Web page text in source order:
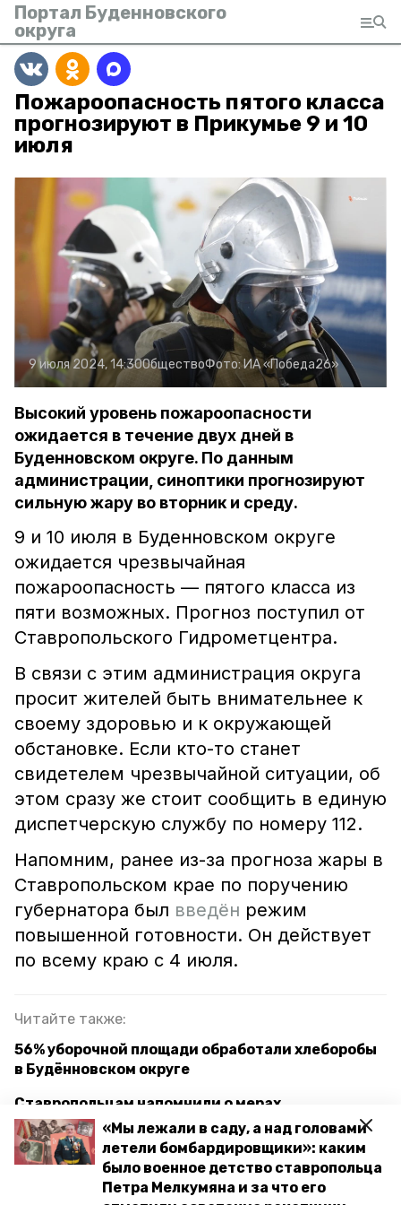
«Мы лежали в саду, а над головами
летели бомбардировщики»: каким
было военное детство ставропольца
Петра Мелкумяна и за что его
Портал Буденновского
округа
Пожароопасность пятого класса
прогнозируют в Прикумье 9 и 10
июля
9 июля 2024, 14:30ОбществоФото:ИА «Победа26»
Высокий уровень пожароопасности
ожидается в течение двух дней в
Буденновском округе. По данным
администрации, синоптики прогнозируют
сильную жару во вторник и среду.
9 и 10 июля в Буденновском округе
ожидается чрезвычайная
пожароопасность — пятого класса из
пяти возможных. Прогноз поступил от
Ставропольского Гидрометцентра.
В связи с этим администрация округа
просит жителей быть внимательнее к
своему здоровью и к окружающей
обстановке. Если кто-то станет
свидетелем чрезвычайной ситуации, об
этом сразу же стоит сообщить в единую
диспетчерскую службу по номеру 112.
Напомним, ранее из-за прогноза жары в
Ставропольском крае по поручению
губернатора был введён режим
повышенной готовности. Он действует
по всему краю с 4 июля.
Читайте также:
56% уборочной площади обработали хлеборобы
в Будённовском округе
Ставропольцам напомнили о мерах
безопасности на воде
В Будённовске ликвидируют свалки и
отремонтируют дороги по поручению
губернатора